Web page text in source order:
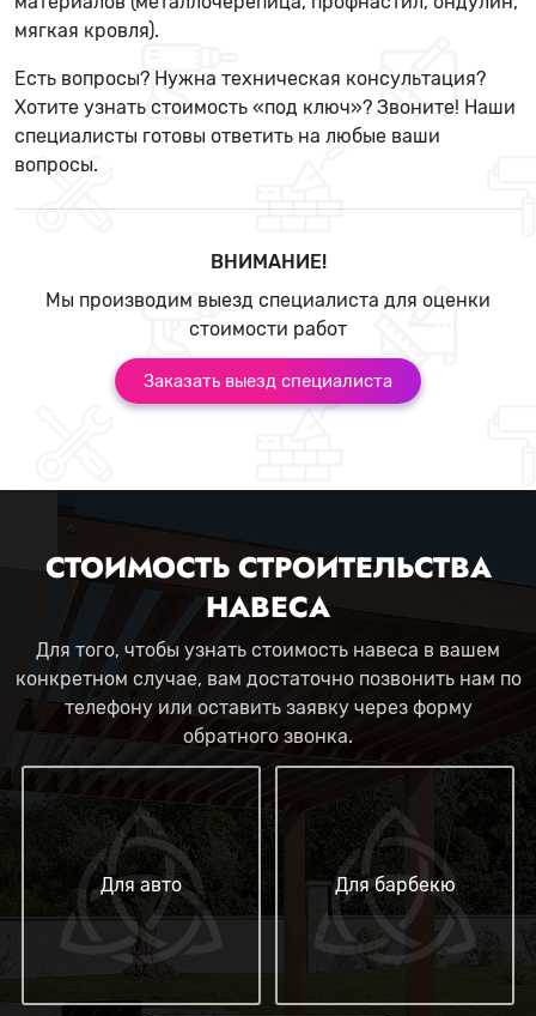
мягкая кровля).
Есть вопросы? Нужна техническая консультация?
Хотите узнать стоимость «под ключ»? Звоните! Наши
специалисты готовы ответить на любые ваши
вопросы.
ВНИМАНИЕ!
Мы производим выезд специалиста для оценки
стоимости работ
Заказать выезд специалиста
СТОИМОСТЬ СТРОИТЕЛЬСТВА
НАВЕСА
Для того, чтобы узнать стоимость навеса в вашем
конкретном случае, вам достаточно позвонить нам по
телефону или оставить заявку через форму
обратного звонка.
Для авто Для барбекю